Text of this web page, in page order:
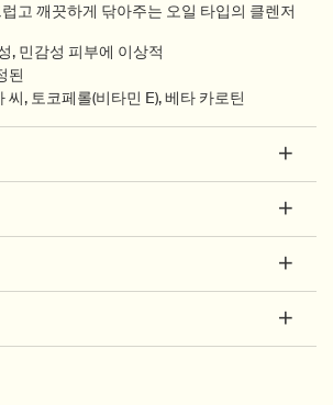
고 깨끗하게 닦아주는 오일 타입의 클렌저
, 민감성 피부에 이상적
된
씨, 토코페롤(비타민 E), 베타 카로틴